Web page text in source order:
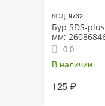
КОД: 9732
Бур SDS-
мм;
0.0
В наличии
125₽